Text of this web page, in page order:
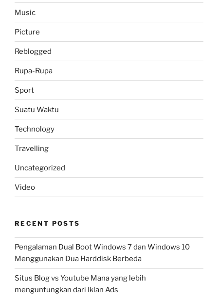
Music
Picture
Reblogged
Rupa-Rupa
Sport
Suatu Waktu
Technology
Travelling
Uncategorized
Video
RECENT POSTS
Pengalaman Dual Boot Windows 7 dan Windows 10
Menggunakan Dua Harddisk Berbeda
Situs Blog vs Youtube Mana yang lebih
menguntungkan dari Iklan Ads